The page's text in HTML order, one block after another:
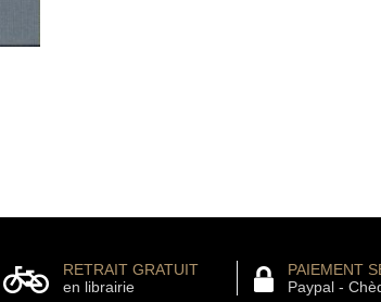
RETRAIT GRATUIT
en librairie
PAIEMENT
Paypal -